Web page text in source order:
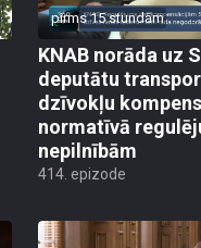
pirms 15 stundām
KNAB norāda uz
deputātu
dzīvokļu
normatīvā
nepilnībām
414. epizode